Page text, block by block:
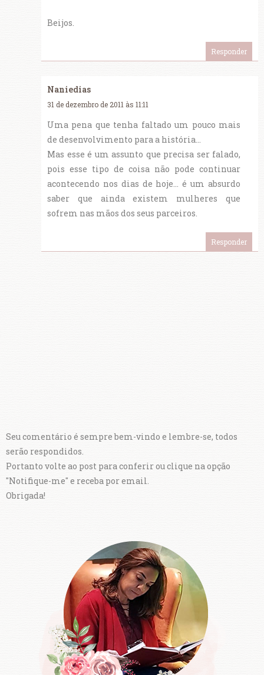
Beijos.
Responder
Naniedias
31 de dezembro de 2011 às 11:11
Uma pena que tenha faltado um pouco mais
de desenvolvimento para a história...
Mas esse é um assunto que precisa ser falado,
pois esse tipo de coisa não pode continuar
acontecendo nos dias de hoje... é um absurdo
saber que ainda existem mulheres que
sofrem nas mãos dos seus parceiros.
Responder
Seu comentário é sempre bem-vindo e lembre-se, todos
serão respondidos.
Portanto volte ao post para conferir ou clique na opção
"Notifique-me" e receba por email.
Obrigada!